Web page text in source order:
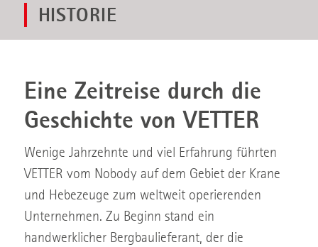
HISTORIE
Eine Zeitreise durch die
Geschichte von VETTER
Wenige Jahrzehnte und viel Erfahrung führten
VETTER vom Nobody auf dem Gebiet der Krane
und Hebezeuge zum weltweit operierenden
Unternehmen. Zu Beginn stand ein
handwerklicher Bergbaulieferant, der die